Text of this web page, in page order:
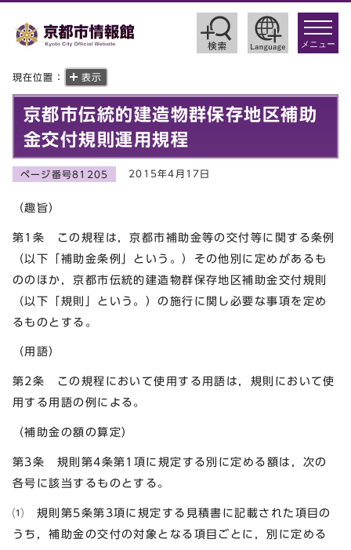
toggle
メニュー
現在位置： 表示
京都市伝統的建造物群保存地区補助
金交付規則運用規程
ページ番号81205 2015年4月17日
（趣旨）
第1条 この規程は，京都市補助金等の交付等に関する条例
（以下「補助金条例」という。）その他別に定めがあるも
ののほか，京都市伝統的建造物群保存地区補助金交付規則
（以下「規則」という。）の施行に関し必要な事項を定め
るものとする。
（用語）
第2条 この規程において使用する用語は，規則において使
用する用語の例による。
（補助金の額の算定）
第3条 規則第4条第1項に規定する別に定める額は，次の
各号に該当するものとする。
⑴ 規則第5条第3項に規定する見積書に記載された項目の
うち，補助金の交付の対象となる項目ごとに，別に定める